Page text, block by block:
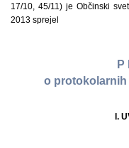
17/10, 45/11) je Občinski
2013 sprejel
P
o
I.